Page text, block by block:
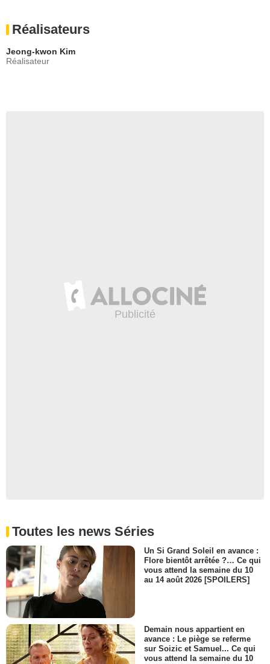
Réalisateurs
Jeong-kwon Kim
Réalisateur
Toutes les news Séries
Un Si Grand Soleil en avance :
Flore bientôt arrêtée ?… Ce qui
vous attend la semaine du 10
au 14 août 2026 [SPOILERS]
Demain nous appartient en
avance : Le piège se referme
sur Soizic et Samuel... Ce qui
vous attend la semaine du 10